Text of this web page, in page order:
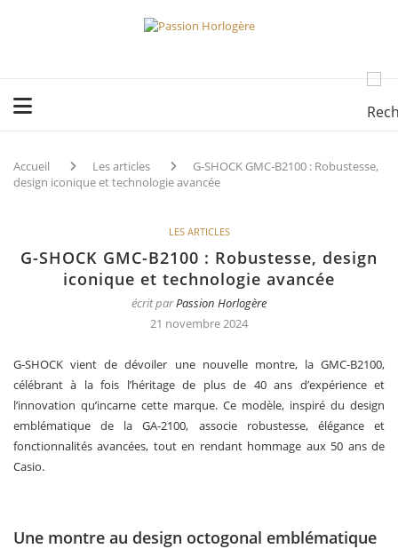
Accueil Les articles
G-SHOCK GMC-B2100 : Robustesse,
design iconique et technologie avancée
LES ARTICLES
G-SHOCK GMC-B2100 : Robustesse, design
iconique et technologie avancée
écrit parPassion Horlogère
21 novembre 2024
G-SHOCK vient de dévoiler une nouvelle montre, la GMC-B2100,
célébrant à la fois l’héritage de plus de 40 ans d’expérience et
l’innovation qu’incarne cette marque. Ce modèle, inspiré du design
emblématique de la GA-2100, associe robustesse, élégance et
fonctionnalités avancées, tout en rendant hommage aux 50 ans de
Casio.
Une montre au design octogonal emblématique